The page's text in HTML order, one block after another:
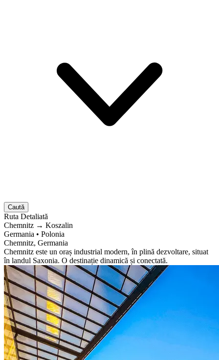
Caută
Ruta Detaliată
Chemnitz → Koszalin
Germania • Polonia
Chemnitz, Germania
Chemnitz este un oraș industrial modern, în plină dezvoltare, situat
în landul Saxonia. O destinație dinamică și conectată.